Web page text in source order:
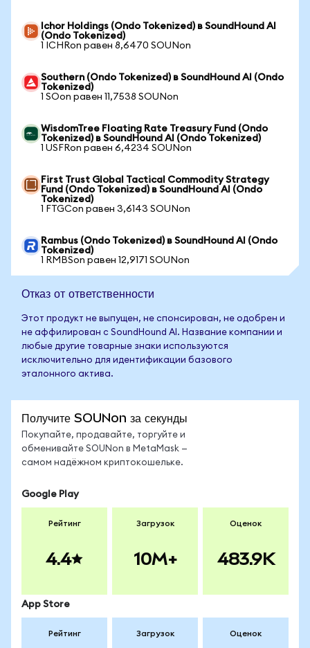
Ichor Holdings (Ondo Tokenized) в SoundHound AI
(Ondo Tokenized)
1 ICHRon равен 8,6470 SOUNon
Southern (Ondo Tokenized) в SoundHound AI (Ondo
Tokenized)
1 SOon равен 11,7538 SOUNon
WisdomTree Floating Rate Treasury Fund (Ondo
Tokenized) в SoundHound AI (Ondo Tokenized)
1 USFRon равен 6,4234 SOUNon
First Trust Global Tactical Commodity Strategy
Fund (Ondo Tokenized) в SoundHound AI (Ondo
Tokenized)
1 FTGCon равен 3,6143 SOUNon
Rambus (Ondo Tokenized) в SoundHound AI (Ondo
Tokenized)
1 RMBSon равен 12,9171 SOUNon
Отказ от ответственности
Этот продукт не выпущен, не спонсирован, не одобрен и
не аффилирован с SoundHound AI. Название компании и
любые другие товарные знаки используются
исключительно для идентификации базового
эталонного актива.
Получите SOUNon за секунды
Покупайте, продавайте, торгуйте и
обменивайте SOUNon в MetaMask —
самом надёжном криптокошельке.
Google Play
Рейтинг
4.4
Загрузок
10M+
Оценок
483.9K
App Store
Рейтинг Загрузок Оценок